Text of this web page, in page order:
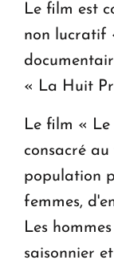
Le film est
non lucratif
« La Huit
Le film «
consacré
population
femmes,
Les
saisonnier